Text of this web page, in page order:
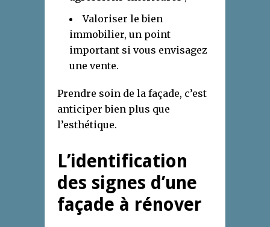
Valoriser le bien
immobilier, un point
important si vous envisagez
une vente.
Prendre soin de la façade, c’est
anticiper bien plus que
l’esthétique.
L’identification
des signes d’une
façade à rénover